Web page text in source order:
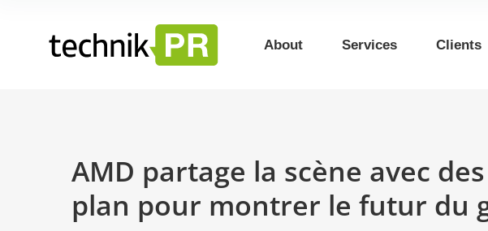
About Services Clients
AMD partage la scène avec
plan pour montrer le futur du